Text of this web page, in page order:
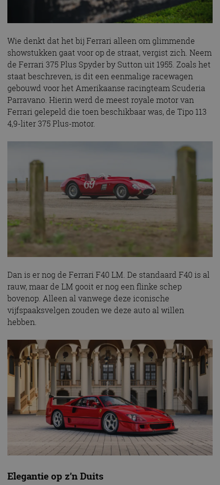
Wie denkt dat het bij Ferrari alleen om glimmende
showstukken gaat voor op de straat, vergist zich. Neem
de Ferrari 375 Plus Spyder by Sutton uit 1955. Zoals het
staat beschreven, is dit een eenmalige racewagen
gebouwd voor het Amerikaanse racingteam Scuderia
Parravano. Hierin werd de meest royale motor van
Ferrari gelepeld die toen beschikbaar was, de Tipo 113
4,9-liter 375 Plus-motor.
Dan is er nog de Ferrari F40 LM. De standaard F40 is al
rauw, maar de LM gooit er nog een flinke schep
bovenop. Alleen al vanwege deze iconische
vijfspaaksvelgen zouden we deze auto al willen
hebben.
Elegantie op z’n Duits